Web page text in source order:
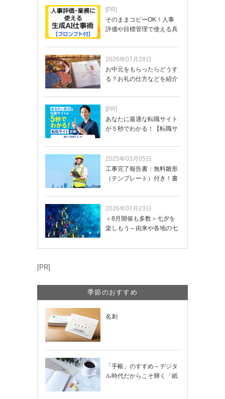
[PR]
そのままコピーOK！人事
評価や目標管理で使える具
2026年07月28日
お中元をもらったらどうす
る？お礼の仕方などを紹介
[PR]
あなたに最適な転職サイト
が５秒でわかる！【転職サ
2025年03月05日
工事完了報告書：無料雛形
（テンプレート）付き！書
2026年07月23日
＜8月開催も多数＞七夕を
楽しもう～由来や各地の七
[PR]
季節のおすすめ
名刺
「手帳」のすすめ～デジタ
ル時代だからこそ輝く「紙